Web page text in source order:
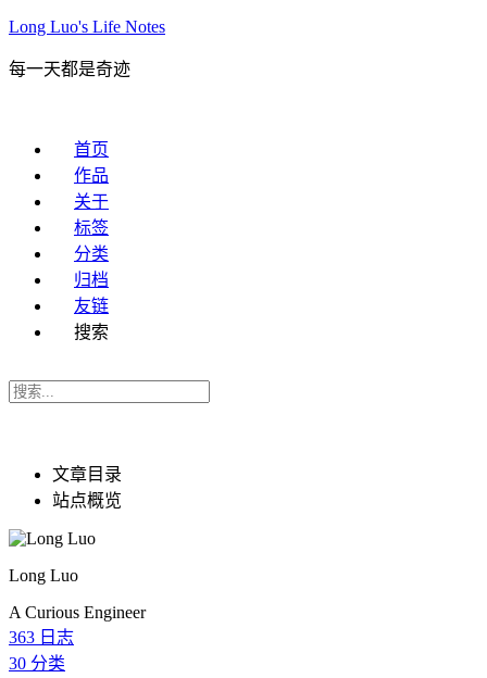
Long Luo's Life Notes
每一天都是奇迹
首页
作品
关于
标签
分类
归档
友链
搜索
文章目录
站点概览
Long Luo
A Curious Engineer
363 日志
30 分类